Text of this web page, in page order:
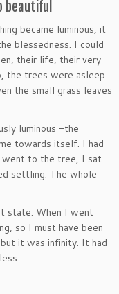
beautiful
became luminous, it
blessedness. I could
their life, their very
the trees were asleep.
the small grass leaves
luminous –the
towards itself. I had
went to the tree, I sat
settling. The whole
state. When I went
so I must have been
it was infinity. It had